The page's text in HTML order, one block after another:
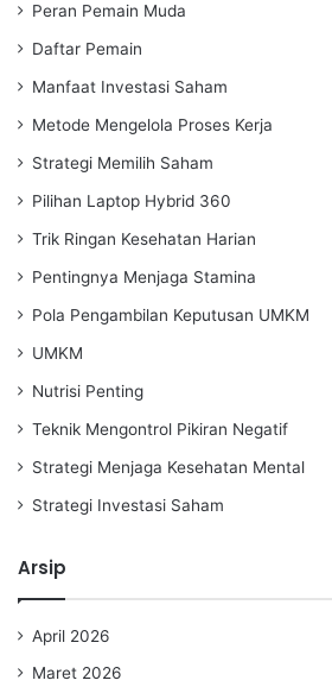
Peran Pemain Muda
Daftar Pemain
Manfaat Investasi Saham
Metode Mengelola Proses Kerja
Strategi Memilih Saham
Pilihan Laptop Hybrid 360
Trik Ringan Kesehatan Harian
Pentingnya Menjaga Stamina
Pola Pengambilan Keputusan UMKM
UMKM
Nutrisi Penting
Teknik Mengontrol Pikiran Negatif
Strategi Menjaga Kesehatan Mental
Strategi Investasi Saham
Arsip
April 2026
Maret 2026